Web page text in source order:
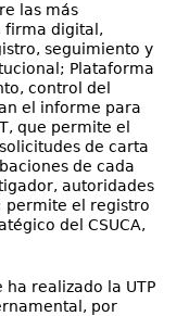
las más
firma digital,
seguimiento y
Plataforma
control del
el informe para
que permite el
de carta
de cada
autoridades
permite el registro
del CSUCA,
realizado la UTP
por